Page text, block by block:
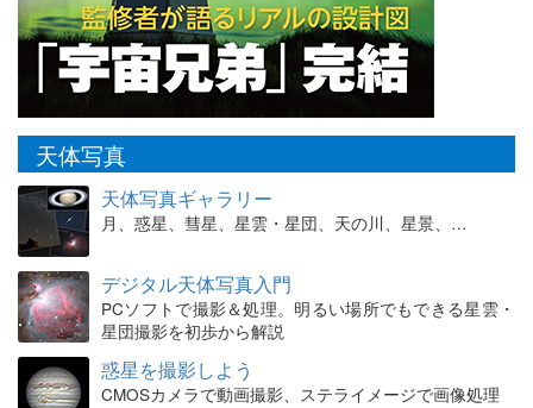
天体写真
天体写真ギャラリー
月、惑星、彗星、星雲・星団、天の川、星景、…
デジタル天体写真入門
PCソフトで撮影＆処理。明るい場所でもできる星雲・
星団撮影を初歩から解説
惑星を撮影しよう
CMOSカメラで動画撮影、ステライメージで画像処理